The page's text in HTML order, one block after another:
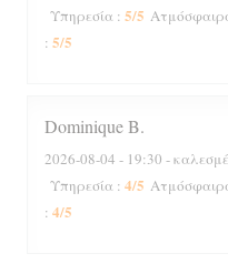
Υπηρεσία : 5/5
: 5/5
DominiqueB
2026-08-04 - 19:30 -
Υπηρεσία : 4/5
: 4/5